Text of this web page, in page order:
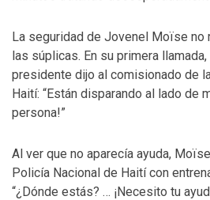
La seguridad de Jovenel Moïse no
las súplicas. En su primera
presidente dijo al comisionado de
Haití: “Están disparando al lado de
persona!”
Al ver que no aparecía ayuda,
Policía Nacional de Haití con
“¿Dónde estás? … ¡Necesito tu